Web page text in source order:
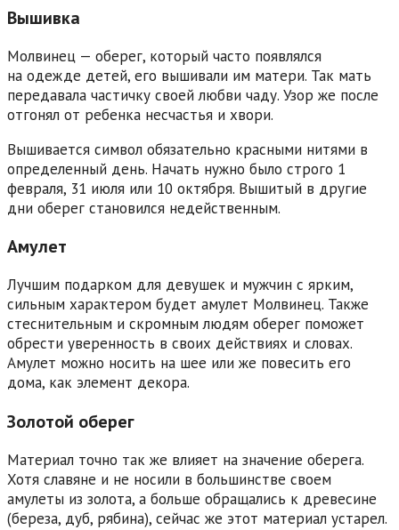
Вышивка
Молвинец — оберег, который часто появлялся
на одежде детей, его вышивали им матери. Так мать
передавала частичку своей любви чаду. Узор же после
отгонял от ребенка несчастья и хвори.
Вышивается символ обязательно красными нитями в
определенный день. Начать нужно было строго 1
февраля, 31 июля или 10 октября. Вышитый в другие
дни оберег становился недейственным.
Амулет
Лучшим подарком для девушек и мужчин с ярким,
сильным характером будет амулет Молвинец. Также
стеснительным и скромным людям оберег поможет
обрести уверенность в своих действиях и словах.
Амулет можно носить на шее или же повесить его
дома, как элемент декора.
Золотой оберег
Материал точно так же влияет на значение оберега.
Хотя славяне и не носили в большинстве своем
амулеты из золота, а больше обращались к древесине
(береза, дуб, рябина), сейчас же этот материал устарел.